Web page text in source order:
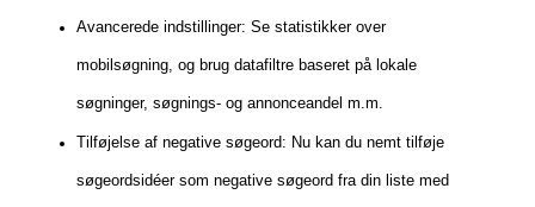
Avancerede indstillinger: Se statistikker over
mobilsøgning, og brug datafiltre baseret på lokale
søgninger, søgnings- og annonceandel m.m.
Tilføjelse af negative søgeord: Nu kan du nemt tilføje
søgeordsidéer som negative søgeord fra din liste med